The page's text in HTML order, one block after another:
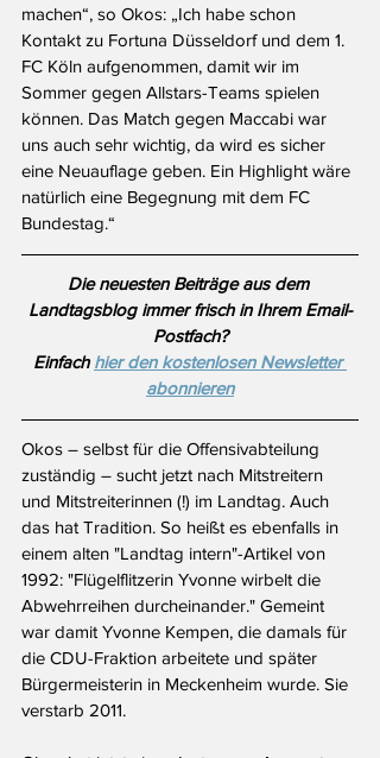
machen“, so Okos: „Ich habe schon
Kontakt zu Fortuna Düsseldorf und dem 1.
FC Köln aufgenommen, damit wir im
Sommer gegen Allstars-Teams spielen
können. Das Match gegen Maccabi war
uns auch sehr wichtig, da wird es sicher
eine Neuauflage geben. Ein Highlight wäre
natürlich eine Begegnung mit dem FC
Bundestag.“
Die neuesten Beiträge aus dem
Landtagsblog immer frisch in Ihrem Email-
Postfach?
Einfach hier den kostenlosen Newsletter
abonnieren
Okos – selbst für die Offensivabteilung
zuständig – sucht jetzt nach Mitstreitern
und Mitstreiterinnen (!) im Landtag. Auch
das hat Tradition. So heißt es ebenfalls in
einem alten "Landtag intern"-Artikel von
1992: "Flügelflitzerin Yvonne wirbelt die
Abwehrreihen durcheinander." Gemeint
war damit Yvonne Kempen, die damals für
die CDU-Fraktion arbeitete und später
Bürgermeisterin in Meckenheim wurde. Sie
verstarb 2011.